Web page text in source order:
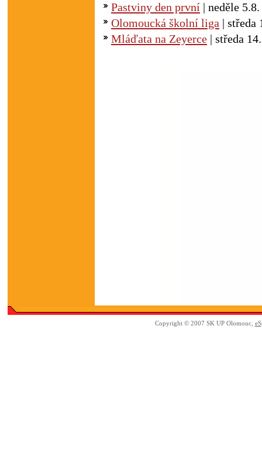
02.10.2014, 15:19Tréninky mini
Zeyerova, aby děti vodili min
Děkujeme za pochopení.
Pastviny den první | neděle 5.8.
Olomoucká školní liga | středa
Mláďata na Zeyerce | středa
Copyright © 2007 SK UP Olomouc,